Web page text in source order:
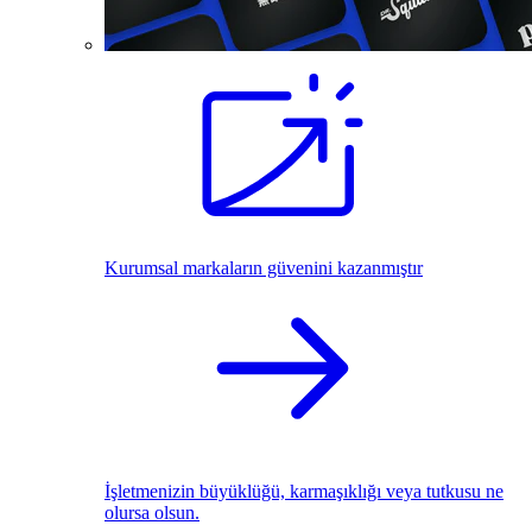
Kurumsal markaların güvenini kazanmıştır
İşletmenizin büyüklüğü, karmaşıklığı veya tutkusu ne
olursa olsun.